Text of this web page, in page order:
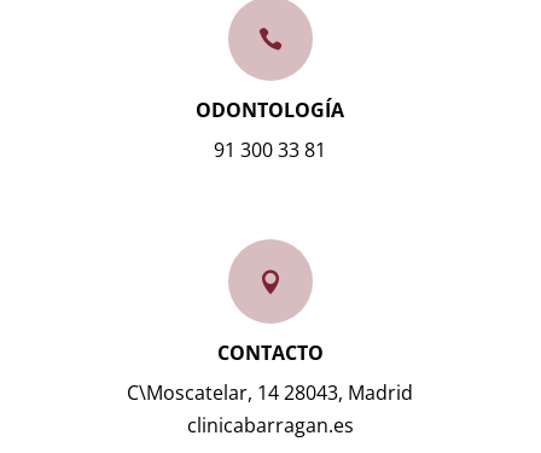

ODONTOLOGÍA
91 300 33 81

CONTACTO
C\Moscatelar, 14 28043, Madrid
clinicabarragan.es